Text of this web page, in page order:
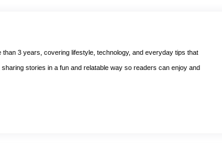
than 3 years, covering lifestyle, technology, and everyday tips that
stories in a fun and relatable way so readers can enjoy and